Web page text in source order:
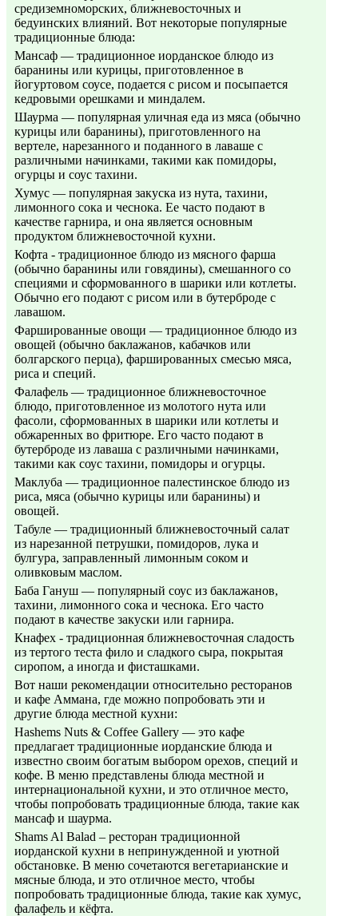
средиземноморских, ближневосточных и
бедуинских влияний. Вот некоторые популярные
традиционные блюда:
Мансаф — традиционное иорданское блюдо из
баранины или курицы, приготовленное в
йогуртовом соусе, подается с рисом и посыпается
кедровыми орешками и миндалем.
Шаурма — популярная уличная еда из мяса (обычно
курицы или баранины), приготовленного на
вертеле, нарезанного и поданного в лаваше с
различными начинками, такими как помидоры,
огурцы и соус тахини.
Хумус — популярная закуска из нута, тахини,
лимонного сока и чеснока. Ее часто подают в
качестве гарнира, и она является основным
продуктом ближневосточной кухни.
Кофта - традиционное блюдо из мясного фарша
(обычно баранины или говядины), смешанного со
специями и сформованного в шарики или котлеты.
Обычно его подают с рисом или в бутерброде с
лавашом.
Фаршированные овощи — традиционное блюдо из
овощей (обычно баклажанов, кабачков или
болгарского перца), фаршированных смесью мяса,
риса и специй.
Фалафель — традиционное ближневосточное
блюдо, приготовленное из молотого нута или
фасоли, сформованных в шарики или котлеты и
обжаренных во фритюре. Его часто подают в
бутерброде из лаваша с различными начинками,
такими как соус тахини, помидоры и огурцы.
Маклуба — традиционное палестинское блюдо из
риса, мяса (обычно курицы или баранины) и
овощей.
Табуле — традиционный ближневосточный салат
из нарезанной петрушки, помидоров, лука и
булгура, заправленный лимонным соком и
оливковым маслом.
Баба Гануш — популярный соус из баклажанов,
тахини, лимонного сока и чеснока. Его часто
подают в качестве закуски или гарнира.
Кнафех - традиционная ближневосточная сладость
из тертого теста фило и сладкого сыра, покрытая
сиропом, а иногда и фисташками.
Вот наши рекомендации относительно ресторанов
и кафе Аммана, где можно попробовать эти и
другие блюда местной кухни:
Hashems Nuts & Coffee Gallery — это кафе
предлагает традиционные иорданские блюда и
известно своим богатым выбором орехов, специй и
кофе. В меню представлены блюда местной и
интернациональной кухни, и это отличное место,
чтобы попробовать традиционные блюда, такие как
мансаф и шаурма.
Shams Al Balad – ресторан традиционной
иорданской кухни в непринужденной и уютной
обстановке. В меню сочетаются вегетарианские и
мясные блюда, и это отличное место, чтобы
попробовать традиционные блюда, такие как хумус,
фалафель и кёфта.